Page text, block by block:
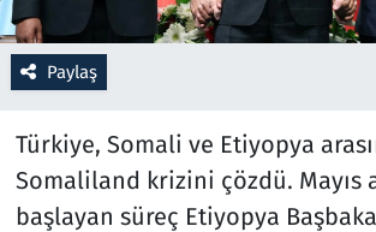
Paylaş
Türkiye, Somali ve Etiyopya
Somaliland krizini çözdü. Mayıs
başlayan süreç Etiyopya
Savunma Sanayi
Seçim 2023
Spor
Teknoloji ve Bilim